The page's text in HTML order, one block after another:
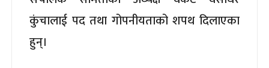
कुंचालाई पद तथा गोपनीयताको शपथ दिलाएका
हुन्।